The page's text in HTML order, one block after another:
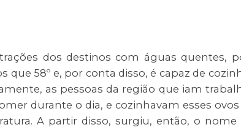
dos destinos com águas quentes,
58º e, por conta disso, é capaz de
as pessoas da região que iam
durante o dia, e cozinhavam esses ovos
A partir disso, surgiu, então, o nome